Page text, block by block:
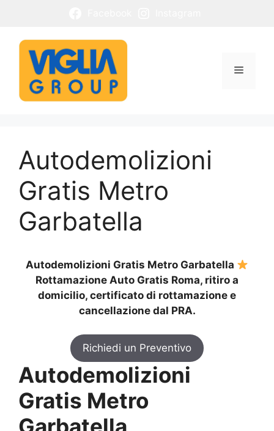
contenuto
Menu
Autodemolizioni
Gratis Metro
Garbatella
Autodemolizioni Gratis Metro Garbatella
Rottamazione Auto Gratis Roma, ritiro a
domicilio, certificato di rottamazione e
cancellazione dal PRA.
Richiedi un Preventivo
Autodemolizioni
Gratis Metro